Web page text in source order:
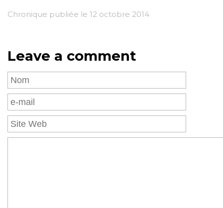
Chronique publiée le 12 octobre 2014
Leave a comment